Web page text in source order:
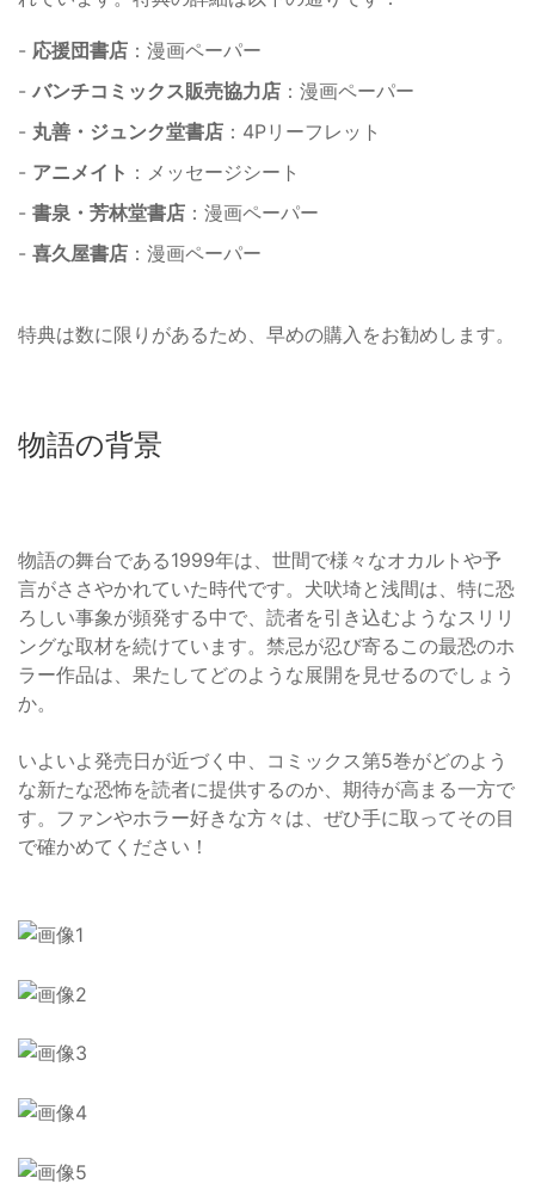
- 応援団書店 ：漫画ペーパー
- バンチコミックス販売協力店 ：漫画ペーパー
- 丸善・ジュンク堂書店 ：4Pリーフレット
- アニメイト ：メッセージシート
- 書泉・芳林堂書店 ：漫画ペーパー
- 喜久屋書店 ：漫画ペーパー
特典は数に限りがあるため、早めの購入をお勧めします。
物語の背景
物語の舞台である1999年は、世間で様々なオカルトや予
言がささやかれていた時代です。犬吠埼と浅間は、特に恐
ろしい事象が頻発する中で、読者を引き込むようなスリリ
ングな取材を続けています。禁忌が忍び寄るこの最恐のホ
ラー作品は、果たしてどのような展開を見せるのでしょう
か。
いよいよ発売日が近づく中、コミックス第5巻がどのよう
な新たな恐怖を読者に提供するのか、期待が高まる一方で
す。ファンやホラー好きな方々は、ぜひ手に取ってその目
で確かめてください！